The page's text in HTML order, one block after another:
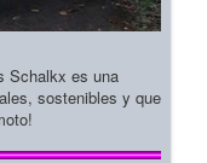
Schalkx es una
sostenibles y que